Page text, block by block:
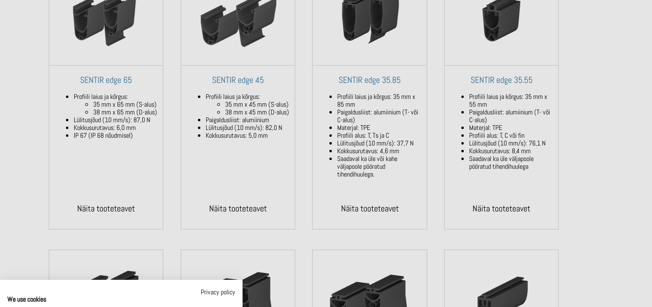
SENTIR edge 65
Profiili laius ja kõrgus:
35 mm x 65 mm (S-alus)
38 mm x 65 mm (D-alus)
Lülitusjõud (10 mm/s): 87,0 N
Kokkusurutavus: 6,0 mm
IP 67 (IP 68 nõudmisel)
Näita tooteteavet
SENTIR edge 45
Profiili laius ja kõrgus:
35 mm x 45 mm (S-alus)
38 mm x 45 mm (D-alus)
Paigaldusliist: alumiinium
Lülitusjõud (10 mm/s): 82,0 N
Kokkusurutavus: 5,0 mm
Näita tooteteavet
SENTIR edge 35.85
Profiili laius ja kõrgus: 35 mm x
85 mm
Paigaldusliist: alumiinium (T- või
C-alus)
Materjal: TPE
Profiili alus: T, Ts ja C
Lülitusjõud (10 mm/s): 37,7 N
Kokkusurutavus: 4,6 mm
Saadaval ka üle või kahe
väljapoole pööratud
tihendihuulega.
Näita tooteteavet
SENTIR edge 35.55
Profiili laius ja kõrgus: 35 mm x
55 mm
Paigaldusliist: alumiinium (T- või
C-alus)
Materjal: TPE
Profiili alus: T, C või fin
Lülitusjõud (10 mm/s): 76,1 N
Kokkusurutavus: 8,4 mm
Saadaval ka üle väljapoole
pööratud tihendihuulega
Näita tooteteavet
Privacy policy
We use cookies